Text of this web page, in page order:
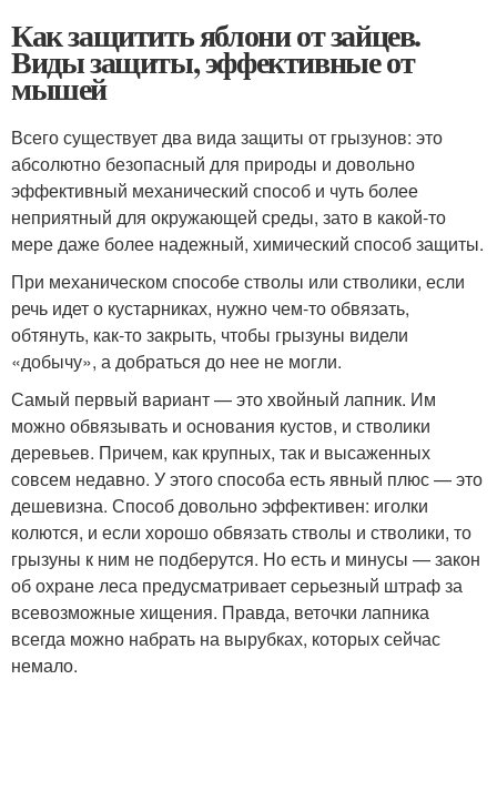
Как защитить яблони от зайцев.
Виды защиты, эффективные от
мышей
Всего существует два вида защиты от грызунов: это
абсолютно безопасный для природы и довольно
эффективный механический способ и чуть более
неприятный для окружающей среды, зато в какой-то
мере даже более надежный, химический способ защиты.
При механическом способе стволы или стволики, если
речь идет о кустарниках, нужно чем-то обвязать,
обтянуть, как-то закрыть, чтобы грызуны видели
«добычу», а добраться до нее не могли.
Самый первый вариант — это хвойный лапник. Им
можно обвязывать и основания кустов, и стволики
деревьев. Причем, как крупных, так и высаженных
совсем недавно. У этого способа есть явный плюс — это
дешевизна. Способ довольно эффективен: иголки
колются, и если хорошо обвязать стволы и стволики, то
грызуны к ним не подберутся. Но есть и минусы — закон
об охране леса предусматривает серьезный штраф за
всевозможные хищения. Правда, веточки лапника
всегда можно набрать на вырубках, которых сейчас
немало.